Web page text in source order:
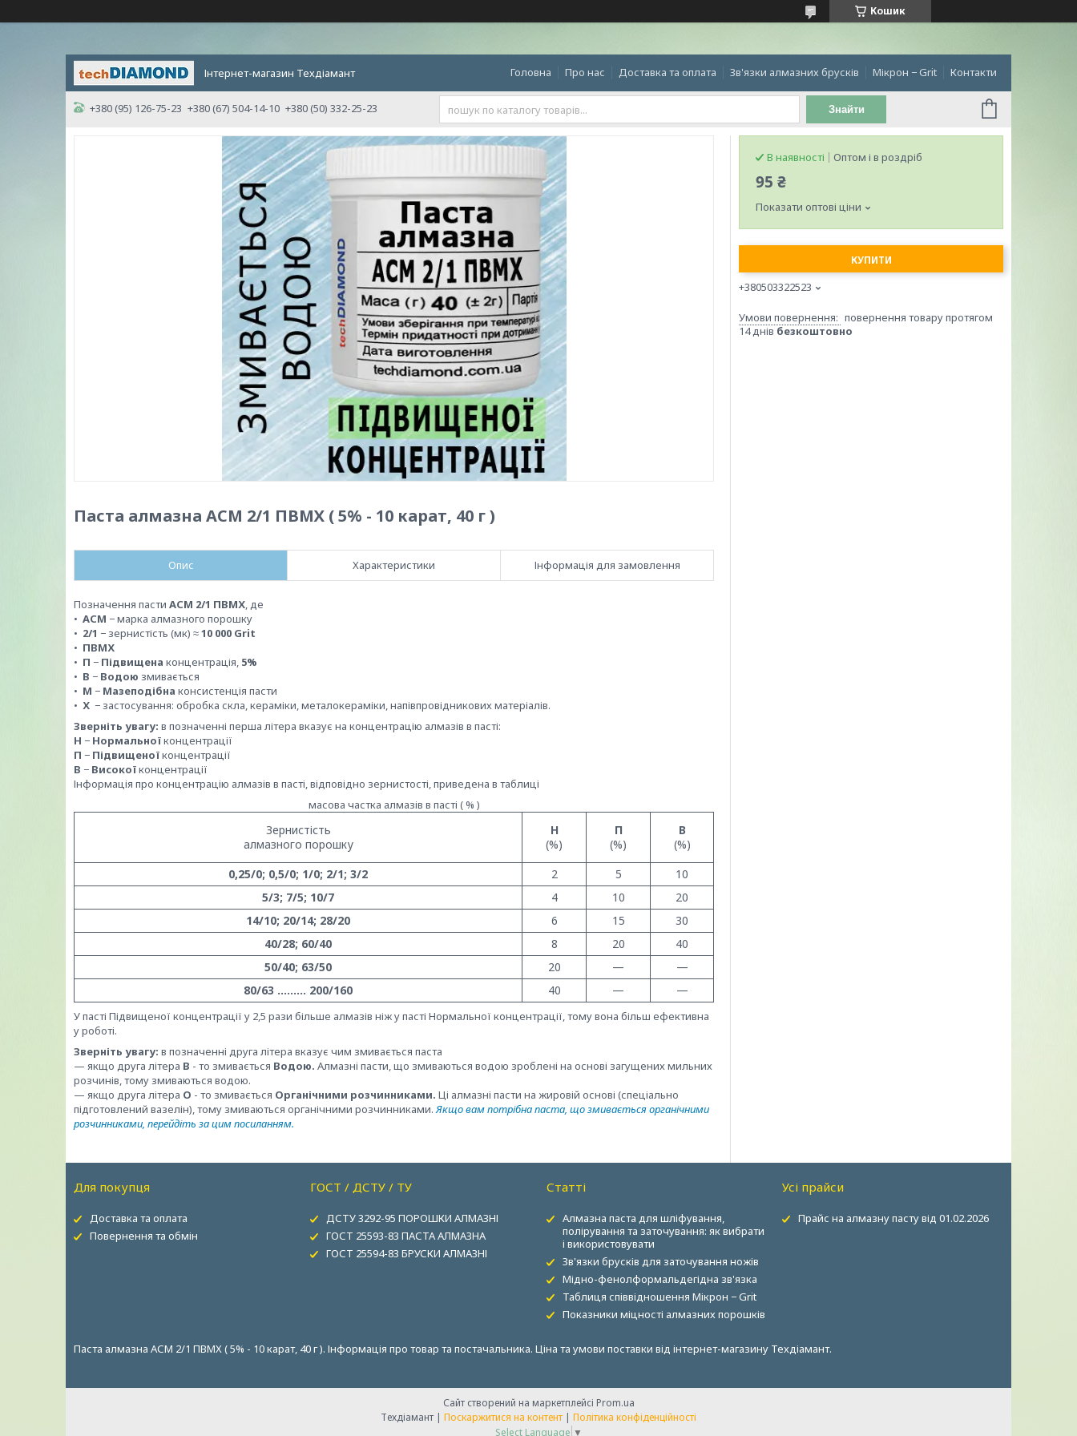
Кошик
Інтернет-магазин Техдіамант Головна Про нас Доставка та оплата Зв'язки алмазних брусків Мікрон − Grit Контакти
+380 (95) 126-75-23 +380 (67) 504-14-10 +380 (50) 332-25-23 Знайти
Паста алмазна АСМ 2/1 ПВМХ ( 5% - 10 карат, 40 г )
Опис Характеристики Інформація для замовлення
Позначення пасти АСМ 2/1 ПВМХ, де
• АСМ − марка алмазного порошку
• 2/1 − зернистість (мк) ≈10 000 Grit
• ПВМХ
• П − Підвищена концентрація, 5%
• В − Водою змивається
• М − Мазеподібна консистенція пасти
• Х − застосування: обробка скла, кераміки, металокераміки, напівпровідникових матеріалів.
Зверніть увагу: в позначенні перша літера вказує на концентрацію алмазів в пасті:
Н − Нормальноїконцентрації
П − Підвищеноїконцентрації
В − Високоїконцентрації
Інформація про концентрацію алмазів в пасті, відповідно зернистості, приведена в таблиці
масова частка алмазів в пасті ( % )
Зернистість
алмазного порошку
Н
(%)
П
(%)
В
(%)
0,25/0; 0,5/0; 1/0; 2/1; 3/2
2 5
10
5/3; 7/5; 10/7
4 10
20
14/10; 20/14; 28/20
6 15
30
40/28; 60/40
8 20
40
50/40; 63/50
20 —
—
80/63 ……… 200/160
40 — —
У пасті Підвищеної концентрації у 2,5 рази більше алмазів ніж у пасті Нормальної концентрації, тому вона більш ефективна
у роботі.
Зверніть увагу: в позначенні друга літера вказує чим змивається паста
— якщо друга літера В - то змивається Водою. Алмазні пасти, що змиваються водою зроблені на основі загущених мильних
розчинів, тому змиваються водою.
— якщо друга літера О - то змивається Органічними розчинниками. Ці алмазні пасти на жировій основі (спеціально
підготовлений вазелін), тому змиваються органічними розчинниками.Якщо вам потрібна паста, що змивається органічними
розчинниками, перейдіть за цим посиланням.
В наявності Оптом і в роздріб
95 ₴
Показати оптові ціни
КУПИТИ
+380503322523
повернення товару протягом
14 днів безкоштовно
Для покупця
Доставка та оплата
Повернення та обмін
ГОСТ / ДСТУ / ТУ
ДСТУ 3292-95 ПОРОШКИ АЛМАЗНІ
ГОСТ 25593-83 ПАСТА АЛМАЗНА
ГОСТ 25594-83 БРУСКИ АЛМАЗНІ
Статті
Алмазна паста для шліфування,
полірування та заточування: як вибрати
і використовувати
Зв'язки брусків для заточування ножів
Мідно-фенолформальдегідна зв'язка
Таблиця співвідношення Мікрон − Grit
Показники міцності алмазних порошків
Усі прайси
Прайс на алмазну пасту від 01.02.2026
Паста алмазна АСМ 2/1 ПВМХ ( 5% - 10 карат, 40 г ). Інформація про товар та постачальника. Ціна та умови поставки від інтернет-магазину Техдіамант.
Сайт створений на маркетплейсі Prom.ua
Техдіамант | Поскаржитися на контент | Політика конфіденційності
Select Language ▼